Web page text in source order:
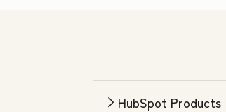
HubSpot Products